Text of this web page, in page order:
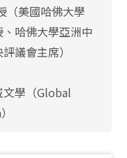
（美國哈佛大學
哈佛大學亞洲中
議會主席）
文學（Global